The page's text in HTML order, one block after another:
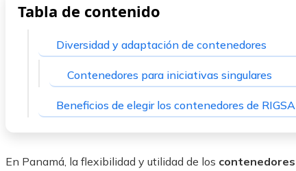
Tabla de contenido
Diversidad y adaptación de contenedores
Contenedores para iniciativas singulares
Beneficios de elegir los contenedores de RIGSA
En Panamá, la flexibilidad y utilidad de los contenedores